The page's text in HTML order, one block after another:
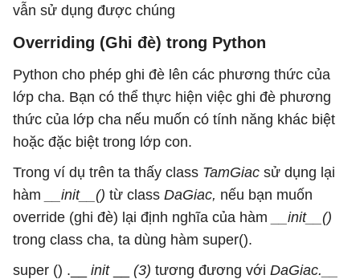
vẫn sử dụng được chúng
Overriding (Ghi đè) trong Python
Python cho phép ghi đè lên các phương thức của
lớp cha. Bạn có thể thực hiện việc ghi đè phương
thức của lớp cha nếu muốn có tính năng khác biệt
hoặc đặc biệt trong lớp con.
Trong ví dụ trên ta thấy class TamGiac sử dụng lại
hàm
__init__() từ class DaGiac, nếu bạn muốn
override (ghi đè) lại định nghĩa của hàm
__init__()
trong class cha, ta dùng hàm super().
super () .__ init__ (3) tương đương với DaGiac.__